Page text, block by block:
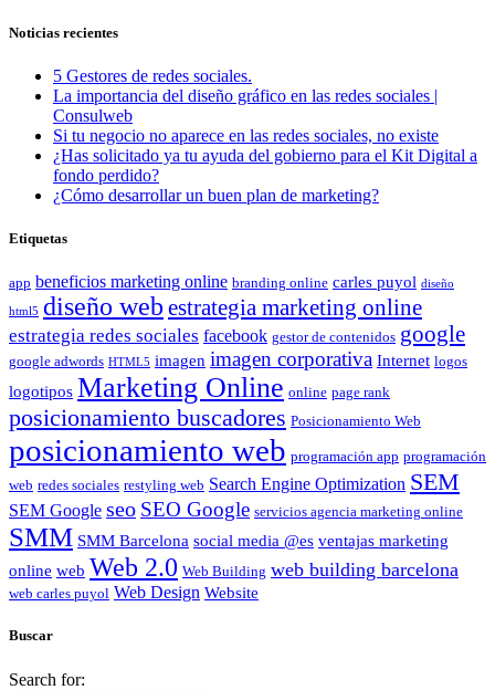
Noticias recientes
5 Gestores de redes sociales.
La importancia del diseño gráfico en las redes sociales |
Consulweb
Si tu negocio no aparece en las redes sociales, no existe
¿Has solicitado ya tu ayuda del gobierno para el Kit Digital a
fondo perdido?
¿Cómo desarrollar un buen plan de marketing?
Etiquetas
app beneficios marketing online branding online carles puyol diseño
html5 diseño web estrategia marketing online
estrategia redes sociales facebook gestor de contenidos google
google adwords HTML5 imagen imagen corporativa Internet logos
logotipos Marketing Online online page rank
posicionamiento buscadores Posicionamiento Web
posicionamiento web programación app programación
web redes sociales restyling web Search Engine Optimization SEM
SEM Google seo SEO Google servicios agencia marketing online
SMM SMM Barcelona social media @es ventajas marketing
online web Web 2.0 Web Building web building barcelona
web carles puyol Web Design Website
Buscar
Search for: